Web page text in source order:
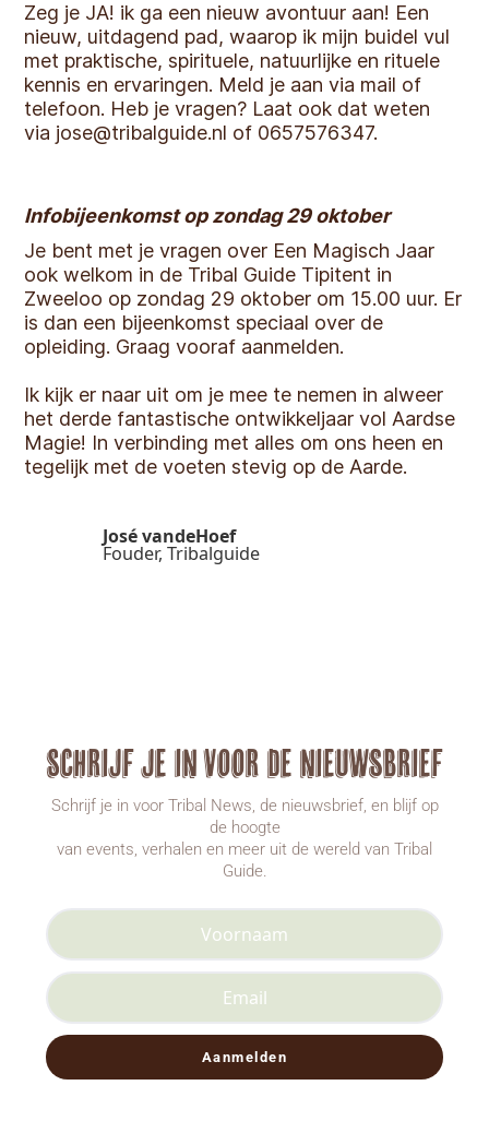
Zeg je JA! ik ga een nieuw avontuur aan! Een
nieuw, uitdagend pad, waarop ik mijn buidel vul
met praktische, spirituele, natuurlijke en rituele
kennis en ervaringen. Meld je aan via mail of
telefoon. Heb je vragen? Laat ook dat weten
via jose@tribalguide.nl of 0657576347.
Infobijeenkomst op zondag 29 oktober
Je bent met je vragen over Een Magisch Jaar
ook welkom in de Tribal Guide Tipitent in
Zweeloo op zondag 29 oktober om 15.00 uur. Er
is dan een bijeenkomst speciaal over de
opleiding. Graag vooraf aanmelden.
Ik kijk er naar uit om je mee te nemen in alweer
het derde fantastische ontwikkeljaar vol Aardse
Magie! In verbinding met alles om ons heen en
tegelijk met de voeten stevig op de Aarde.
José vandeHoef
Fouder, Tribalguide
Schrijf je in voor de nieuwsbrief
Schrijf je in voor Tribal News, de nieuwsbrief, en blijf op
de hoogte
van events, verhalen en meer uit de wereld van Tribal
Guide.